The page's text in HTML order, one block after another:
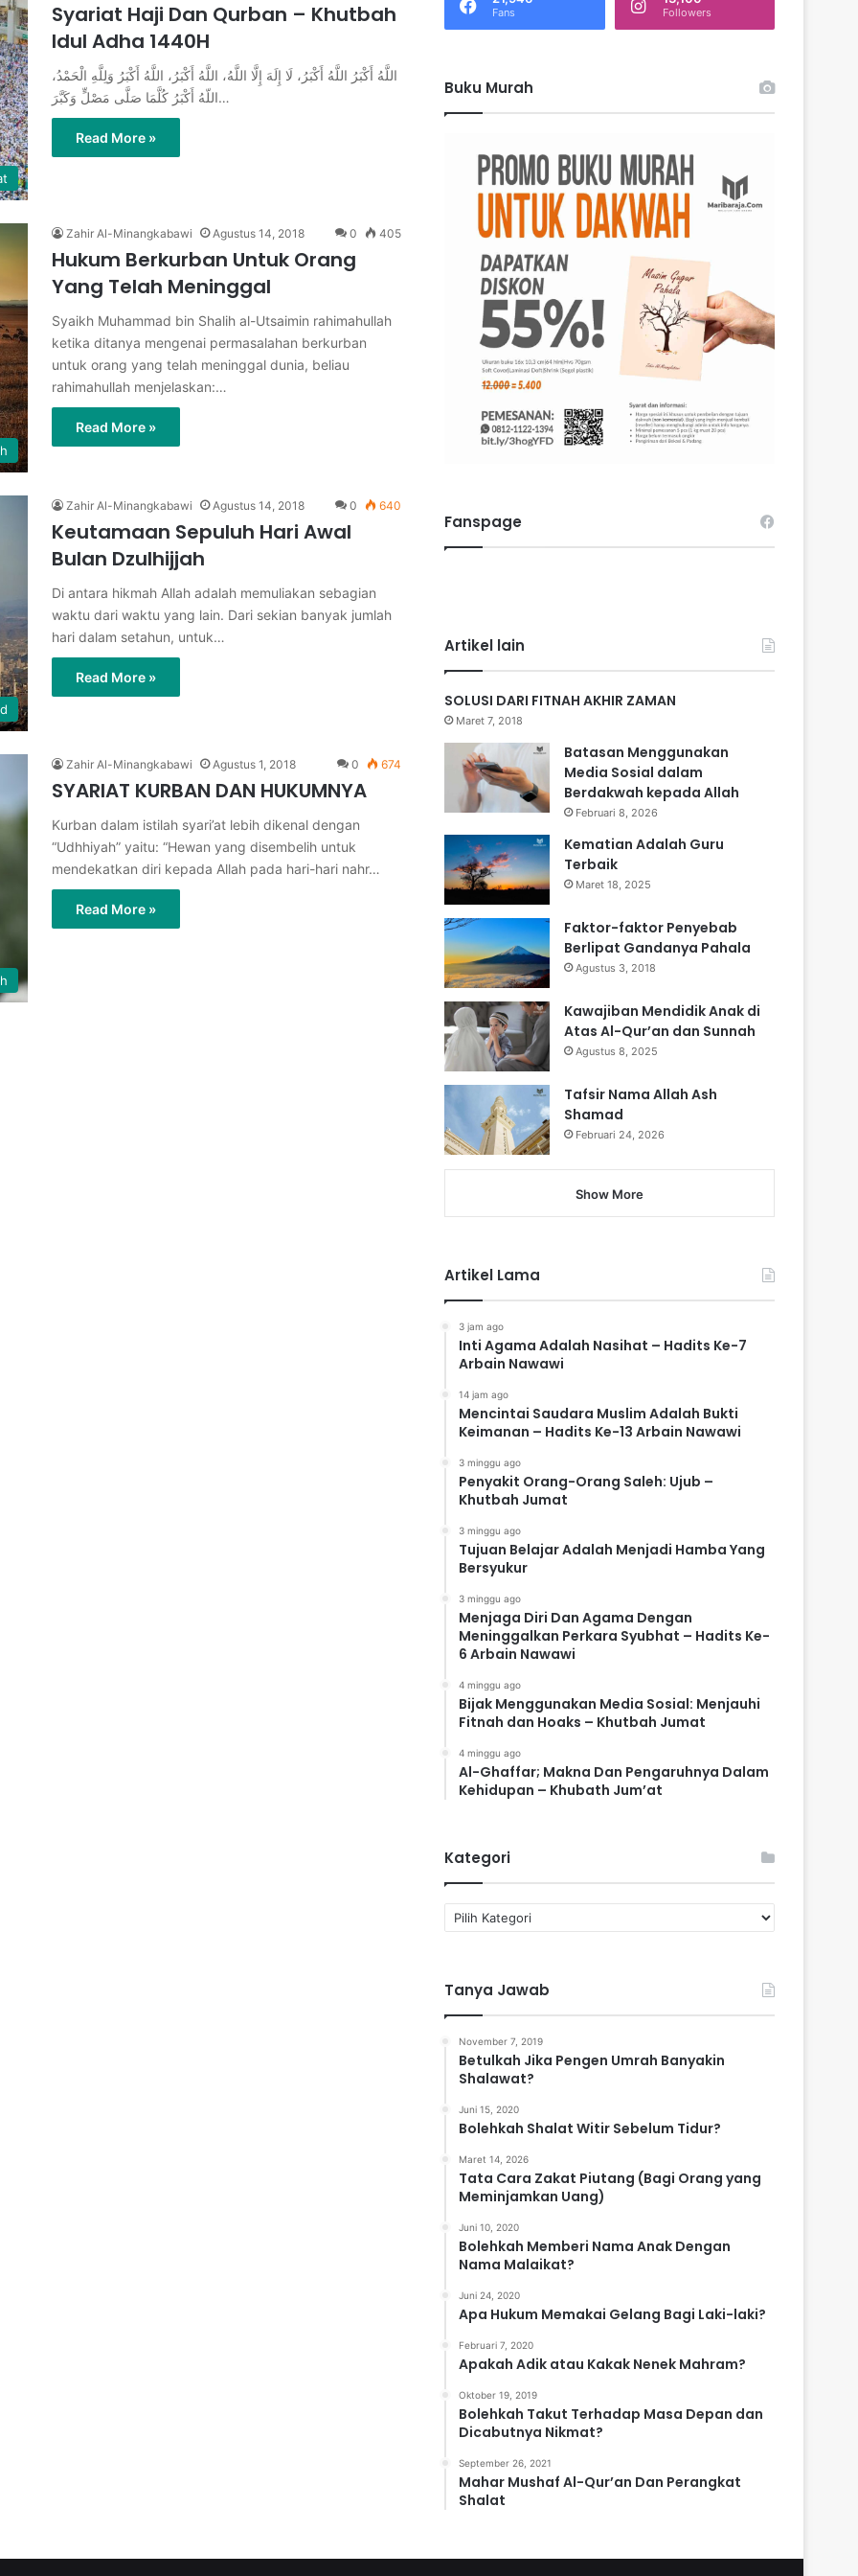
Syariat Haji Dan Qurban – Khutbah
Idul Adha 1440H
اللَّهُ أَكْبَرُ اللَّهُ أَكْبَرُ، لَا إِلَهَ إِلَّا اللَّهُ، اللَّهُ أَكْبَرُ، اللَّهُ أَكْبَرُ وَلِلَّهِ الْحَمْدُ،
اللّهُ أَكْبَرُ كُلَّمَا صَلَّى مَصْلٍّ وَكَبَّرَ…
Read More »
Zahir Al-Minangkabawi Agustus 14, 2018 0 405
Hukum Berkurban Untuk Orang
Yang Telah Meninggal
Syaikh Muhammad bin Shalih al-Utsaimin rahimahullah
ketika ditanya mengenai permasalahan berkurban
untuk orang yang telah meninggal dunia, beliau
rahimahullah menjelaskan:…
Read More »
Zahir Al-Minangkabawi Agustus 14, 2018 0 640
Keutamaan Sepuluh Hari Awal
Bulan Dzulhijjah
Di antara hikmah Allah adalah memuliakan sebagian
waktu dari waktu yang lain. Dari sekian banyak jumlah
hari dalam setahun, untuk…
Read More »
Zahir Al-Minangkabawi Agustus 1, 2018 0 674
SYARIAT KURBAN DAN HUKUMNYA
Kurban dalam istilah syari’at lebih dikenal dengan
“Udhhiyah” yaitu: “Hewan yang disembelih untuk
mendekatkan diri kepada Allah pada hari-hari nahr…
Read More »
k
:
Fans Followers
Buku Murah
Fanspage
Artikel lain
SOLUSI DARI FITNAH AKHIR ZAMAN
Maret 7, 2018
Batasan Menggunakan
Media Sosial dalam
Berdakwah kepada Allah
Februari 8, 2026
Kematian Adalah Guru
Terbaik
Maret 18, 2025
Faktor-faktor Penyebab
Berlipat Gandanya Pahala
Agustus 3, 2018
Kawajiban Mendidik Anak di
Atas Al-Qur’an dan Sunnah
Agustus 8, 2025
Tafsir Nama Allah Ash
Shamad
Februari 24, 2026
Show More
Artikel Lama
3 jam ago
Inti Agama Adalah Nasihat – Hadits Ke-7
Arbain Nawawi
14 jam ago
Mencintai Saudara Muslim Adalah Bukti
Keimanan – Hadits Ke-13 Arbain Nawawi
3 minggu ago
Penyakit Orang-Orang Saleh: Ujub –
Khutbah Jumat
3 minggu ago
Tujuan Belajar Adalah Menjadi Hamba Yang
Bersyukur
3 minggu ago
Menjaga Diri Dan Agama Dengan
Meninggalkan Perkara Syubhat – Hadits Ke-
6 Arbain Nawawi
4 minggu ago
Bijak Menggunakan Media Sosial: Menjauhi
Fitnah dan Hoaks – Khutbah Jumat
4 minggu ago
Al-Ghaffar; Makna Dan Pengaruhnya Dalam
Kehidupan – Khubath Jum’at
Kategori
a
g
o
Tanya Jawab
November 7, 2019
Betulkah Jika Pengen Umrah Banyakin
Shalawat?
Juni 15, 2020
Bolehkah Shalat Witir Sebelum Tidur?
Maret 14, 2026
Tata Cara Zakat Piutang (Bagi Orang yang
Meminjamkan Uang)
Juni 10, 2020
Bolehkah Memberi Nama Anak Dengan
Nama Malaikat?
Juni 24, 2020
Apa Hukum Memakai Gelang Bagi Laki-laki?
Februari 7, 2020
Apakah Adik atau Kakak Nenek Mahram?
Oktober 19, 2019
Bolehkah Takut Terhadap Masa Depan dan
Dicabutnya Nikmat?
September 26, 2021
Mahar Mushaf Al-Qur’an Dan Perangkat
Shalat